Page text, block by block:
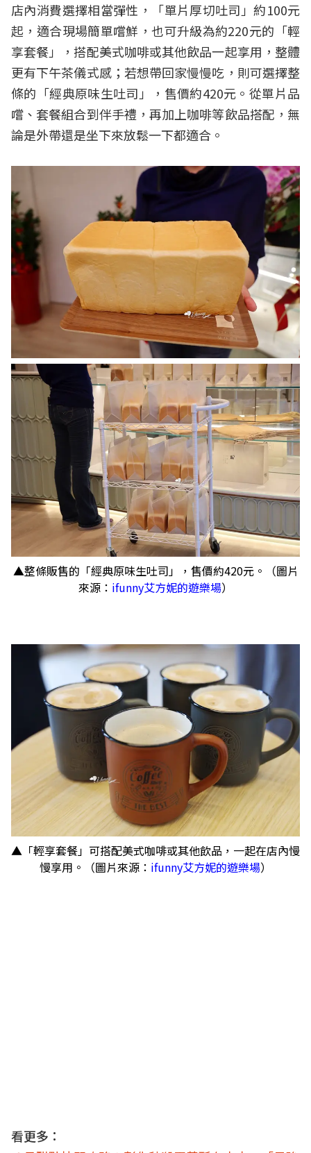
店內消費選擇相當彈性，「單片厚切吐司」約100元
起，適合現場簡單嚐鮮，也可升級為約220元的「輕
享套餐」，搭配美式咖啡或其他飲品一起享用，整體
更有下午茶儀式感；若想帶回家慢慢吃，則可選擇整
條的「經典原味生吐司」，售價約420元。從單片品
嚐、套餐組合到伴手禮，再加上咖啡等飲品搭配，無
論是外帶還是坐下來放鬆一下都適合。
▲整條販售的「經典原味生吐司」，售價約420元。（圖片
來源： ifunny艾方妮的遊樂場）
▲「輕享套餐」可搭配美式咖啡或其他飲品，一起在店內慢
慢享用。（圖片來源： ifunny艾方妮的遊樂場）
看更多：